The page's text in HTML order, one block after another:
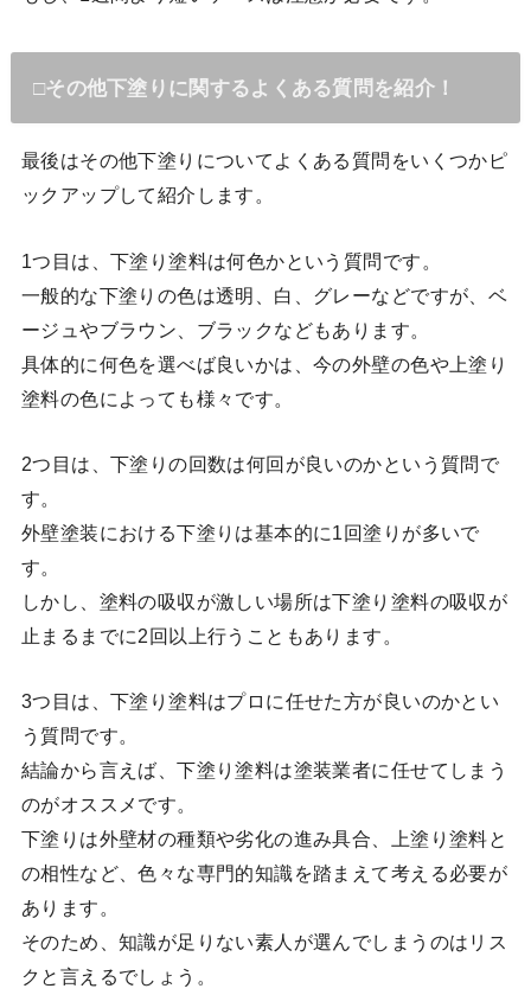
□その他下塗りに関するよくある質問を紹介！
最後はその他下塗りについてよくある質問をいくつかピ
ックアップして紹介します。
1つ目は、下塗り塗料は何色かという質問です。
一般的な下塗りの色は透明、白、グレーなどですが、ベ
ージュやブラウン、ブラックなどもあります。
具体的に何色を選べば良いかは、今の外壁の色や上塗り
塗料の色によっても様々です。
2つ目は、下塗りの回数は何回が良いのかという質問で
す。
外壁塗装における下塗りは基本的に1回塗りが多いで
す。
しかし、塗料の吸収が激しい場所は下塗り塗料の吸収が
止まるまでに2回以上行うこともあります。
3つ目は、下塗り塗料はプロに任せた方が良いのかとい
う質問です。
結論から言えば、下塗り塗料は塗装業者に任せてしまう
のがオススメです。
下塗りは外壁材の種類や劣化の進み具合、上塗り塗料と
の相性など、色々な専門的知識を踏まえて考える必要が
あります。
そのため、知識が足りない素人が選んでしまうのはリス
クと言えるでしょう。